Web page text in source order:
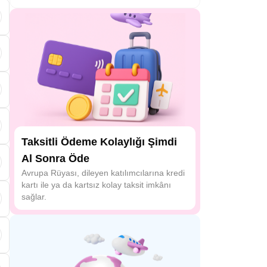
Taksitli Ödeme Kolaylığı Şimdi
Al Sonra Öde
Avrupa Rüyası, dileyen katılımcılarına kredi
kartı ile ya da kartsız kolay taksit imkânı
sağlar.